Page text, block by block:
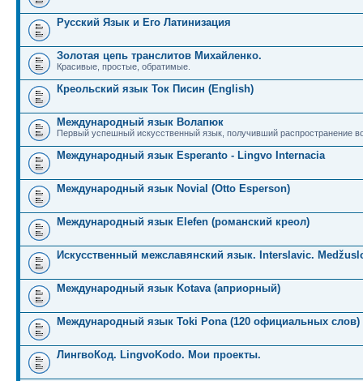
Русский Язык и Его Латинизация
Золотая цепь транслитов Михайленко.
Красивые, простые, обратимые.
Креольский язык Ток Писин (English)
Международный язык Волапюк
Первый успешный искусственный язык, получивший распространение
Международный язык Esperanto - Lingvo Internacia
Международный язык Novial (Otto Esperson)
Международный язык Elefen (романский креол)
Искусственный межславянский язык. Interslavic.
Международный язык Kotava (априорный)
Международный язык Toki Pona (120 официальных слов)
ЛингвоКод. LingvoKodo. Мои проекты.